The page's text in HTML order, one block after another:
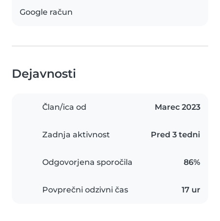
Google račun
Dejavnosti
Član/ica od Marec 2023
Zadnja aktivnost Pred 3 tedni
Odgovorjena sporočila 86%
Povprečni odzivni čas 17 ur